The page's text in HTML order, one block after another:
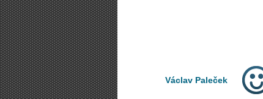
Václav Paleček